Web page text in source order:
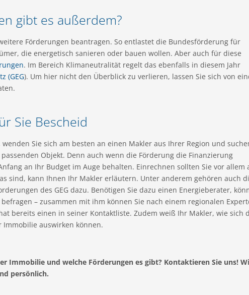
gibt es außerdem?
Förderungen beantragen. So entlastet die Bundesförderung für
die energetisch sanieren oder bauen wollen. Aber auch für diese
. Im Bereich Klimaneutralität regelt das ebenfalls in diesem Jahr
(GEG). Um hier nicht den Überblick zu verlieren, lassen Sie sich von
Sie Bescheid
Sie sich am besten an einen Makler aus Ihrer Region und
Objekt. Denn auch wenn die Förderung die Finanzierung
an Ihr Budget im Auge behalten. Einrechnen sollten Sie vor allem
sind, kann Ihnen Ihr Makler erläutern. Unter anderem gehören auch
des GEG dazu. Benötigen Sie dazu einen Energieberater,
– zusammen mit ihm können Sie nach einem regionalen
bereits einen in seiner Kontaktliste. Zudem weiß Ihr Makler, wie sich
auswirken können.
Immobilie und welche Förderungen es gibt? Kontaktieren Sie uns!
persönlich.